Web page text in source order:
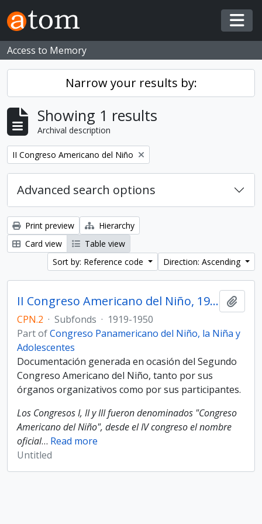
Skip to main content
Access to Memory
Narrow your results by:
Showing 1 results
Archival description
Remove filter:
II Congreso Americano del Niño
Advanced search options
Print preview
Hierarchy
Card view
Table view
Sort by: Reference code
Direction: Ascending
II Congreso Americano del Niño, 1919
CPN.2 · Subfonds · 1919-1950
Part ofCongreso Panamericano del Niño, la Niña y
Adolescentes
Documentación generada en ocasión del Segundo
Congreso Americano del Niño, tanto por sus
órganos organizativos como por sus participantes.
Los Congresos I, II y III fueron denominados "Congreso
Americano del Niño", desde el IV congreso el nombre
oficial… Read more
Untitled